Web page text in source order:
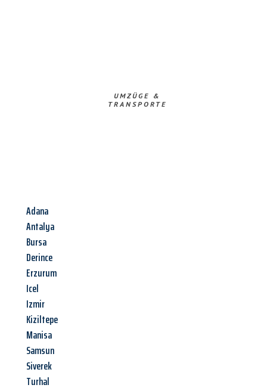
UMZÜGE &
TRANSPORTE
Adana
Antalya
Bursa
Derince
Erzurum
Icel
Izmir
Kiziltepe
Manisa
Samsun
Siverek
Turhal